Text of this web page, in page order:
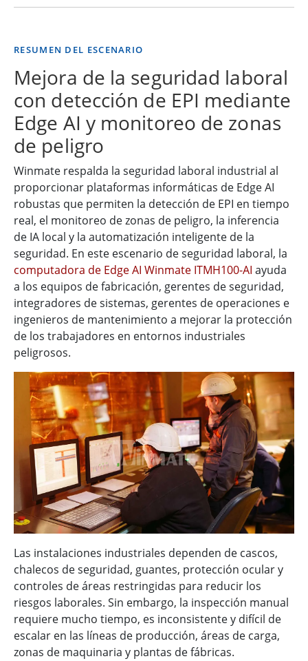
RESUMEN DEL ESCENARIO
Mejora de la seguridad laboral
con detección de EPI mediante
Edge AI y monitoreo de zonas
de peligro
Winmate respalda la seguridad laboral industrial al
proporcionar plataformas informáticas de Edge AI
robustas que permiten la detección de EPI en tiempo
real, el monitoreo de zonas de peligro, la inferencia
de IA local y la automatización inteligente de la
seguridad. En este escenario de seguridad laboral, la
computadora de Edge AI Winmate ITMH100-AI ayuda
a los equipos de fabricación, gerentes de seguridad,
integradores de sistemas, gerentes de operaciones e
ingenieros de mantenimiento a mejorar la protección
de los trabajadores en entornos industriales
peligrosos.
Las instalaciones industriales dependen de cascos,
chalecos de seguridad, guantes, protección ocular y
controles de áreas restringidas para reducir los
riesgos laborales. Sin embargo, la inspección manual
requiere mucho tiempo, es inconsistente y difícil de
escalar en las líneas de producción, áreas de carga,
zonas de maquinaria y plantas de fábricas.